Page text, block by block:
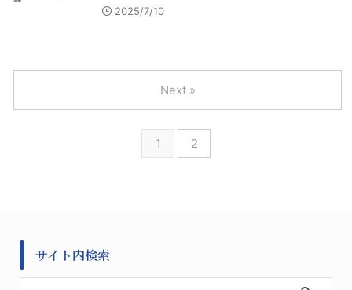
2025/7/10
1 2
Next »
サイト内検索